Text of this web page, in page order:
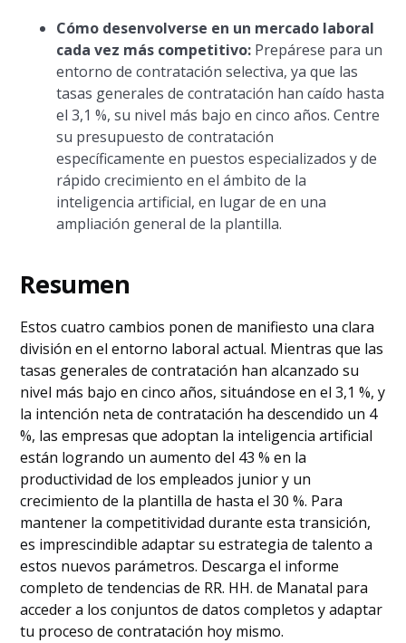
Cómo desenvolverse en un mercado laboral
cada vez más competitivo: Prepárese para un
entorno de contratación selectiva, ya que las
tasas generales de contratación han caído hasta
el 3,1 %, su nivel más bajo en cinco años. Centre
su presupuesto de contratación
específicamente en puestos especializados y de
rápido crecimiento en el ámbito de la
inteligencia artificial, en lugar de en una
ampliación general de la plantilla.
Resumen
Estos cuatro cambios ponen de manifiesto una clara
división en el entorno laboral actual. Mientras que las
tasas generales de contratación han alcanzado su
nivel más bajo en cinco años, situándose en el 3,1 %, y
la intención neta de contratación ha descendido un 4
%, las empresas que adoptan la inteligencia artificial
están logrando un aumento del 43 % en la
productividad de los empleados junior y un
crecimiento de la plantilla de hasta el 30 %. Para
mantener la competitividad durante esta transición,
es imprescindible adaptar su estrategia de talento a
estos nuevos parámetros. Descarga el informe
completo de tendencias de RR. HH. de Manatal para
acceder a los conjuntos de datos completos y adaptar
tu proceso de contratación hoy mismo.